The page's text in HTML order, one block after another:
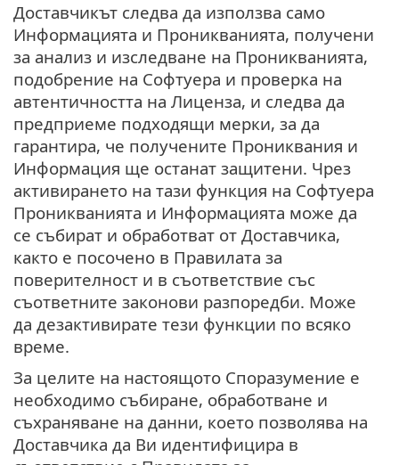
Доставчикът следва да използва само
Информацията и Проникванията, получени
за анализ и изследване на Проникванията,
подобрение на Софтуера и проверка на
автентичността на Лиценза, и следва да
предприеме подходящи мерки, за да
гарантира, че получените Прониквания и
Информация ще останат защитени. Чрез
активирането на тази функция на Софтуера
Проникванията и Информацията може да
се събират и обработват от Доставчика,
както е посочено в Правилата за
поверителност и в съответствие със
съответните законови разпоредби. Може
да дезактивирате тези функции по всяко
време.
За целите на настоящото Споразумение е
необходимо събиране, обработване и
съхраняване на данни, което позволява на
Доставчика да Ви идентифицира в